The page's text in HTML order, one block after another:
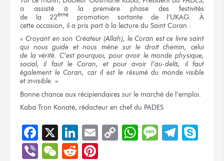
a assisté
à la première phasedes festivités
de la 22ème promotion sortante de l’UKAG. À
cette occasion, il a pris part à la lecture du Saint Coran :
« Croyant en son Créateur(Allah), le Coran estce livresaint
qui nous guide et nous mène sur le droitchemin, celui
de la vérité. C’est pourquoi, pour avoir le monde physique,
social,il faut le Coran, et pour avoir l’au-delà, il faut
également le Coran, car il est le résumé du mondevisible
et invisible. »
Bonne chance aux récipiendaires sur le marché de l’emploi.
Kaba Tron Konaté, rédacteur en chef du PADES
Facebook
X LinkedIn
EmailCopyWhatsApp
Message
ViberWeChat
Reddit